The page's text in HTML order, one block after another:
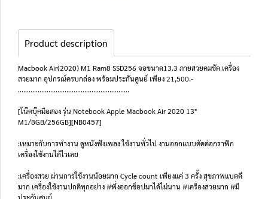
Product description
Macbook Air(2020) M1 Ram8 SSD256 จอขนาด13.3 ภายสวยคมชัด เครื่อง
สวยมาก อุปกรณ์ครบกล่อง พร้อมประกันศูนย์ เพียง 21,500.-
..............................................................
[โน๊ตบุ๊คมือสอง รุ่น Notebook Apple Macbook Air 2020 13"
M1/8GB/256GB][NB0457]
:เหมาะกับการทำงาน ดูหนังฟังเพลง ใช้งานทั่วไป งานออกแบบตัดต่อกราฟิก
เครื่องใช้งานได้ไวเลย
:เครื่องสวย ผ่านการใช้งานน้อยมาก Cycle count เพียงแค่ 3 ครั้ง สุขภาพแบตดี
มาก เครื่องใช้งานปกติทุกอย่าง #พึ่งออกช็อปมาได้ไม่นาน #เครื่องสวยมาก #มี